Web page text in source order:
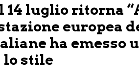
14 luglio ritorna
europea
ha emesso
lo stile